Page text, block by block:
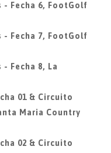
- Fecha 6, FootGolf
- Fecha 7, FootGolf
Fecha 8, La
01 & Circuito
Maria Country
02 & Circuito